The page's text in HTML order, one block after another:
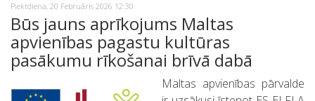
Piektdiena, 20 Februāris 2026 12:30
Būs jauns aprīkojums Maltas
apvienības pagastu kultūras
pasākumu rīkošanai brīvā dabā
Maltas apvienības pārvalde